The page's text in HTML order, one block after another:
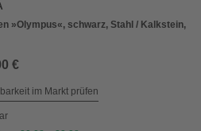
»Olympus«, schwarz, Stahl / Kalkstein,
€
im Markt prüfen